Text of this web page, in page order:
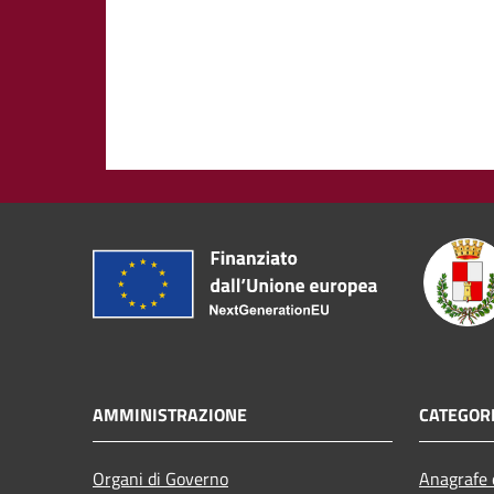
AMMINISTRAZIONE
Organi di Governo